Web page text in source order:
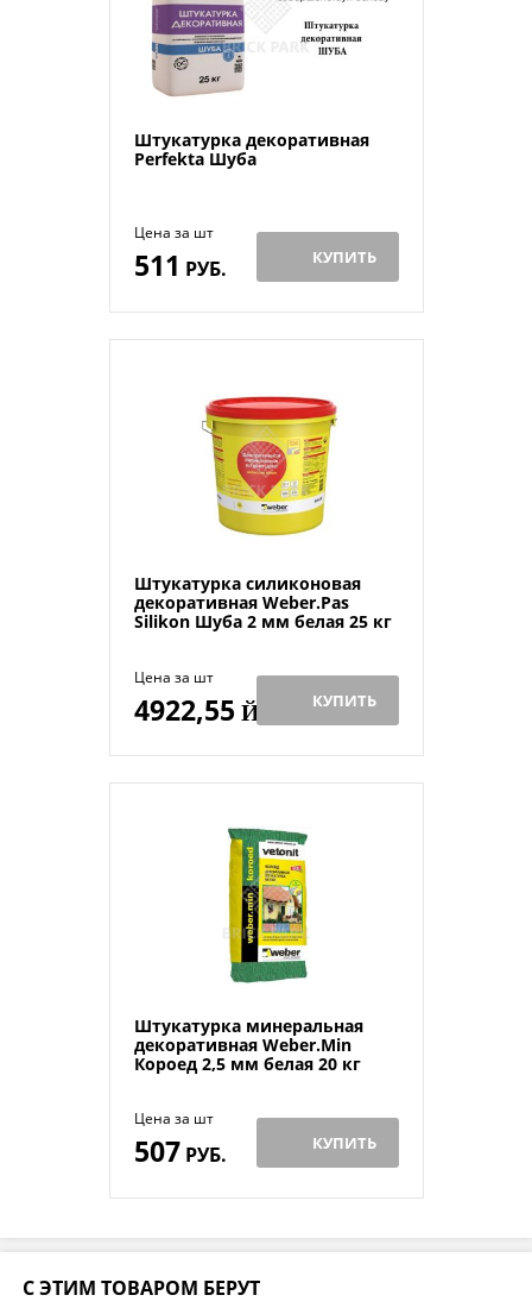
Штукатурка декоративная
Perfekta Шуба
Цена за шт
511 РУБ. КУПИТЬ
Штукатурка силиконовая
декоративная Weber.Pas
Silikon Шуба 2 мм белая 25 кг
Цена за шт
4922,55 Й КУПИТЬ
Штукатурка минеральная
декоративная Weber.Min
Короед 2,5 мм белая 20 кг
Цена за шт
507 РУБ. КУПИТЬ
С ЭТИМ ТОВАРОМ БЕРУТ